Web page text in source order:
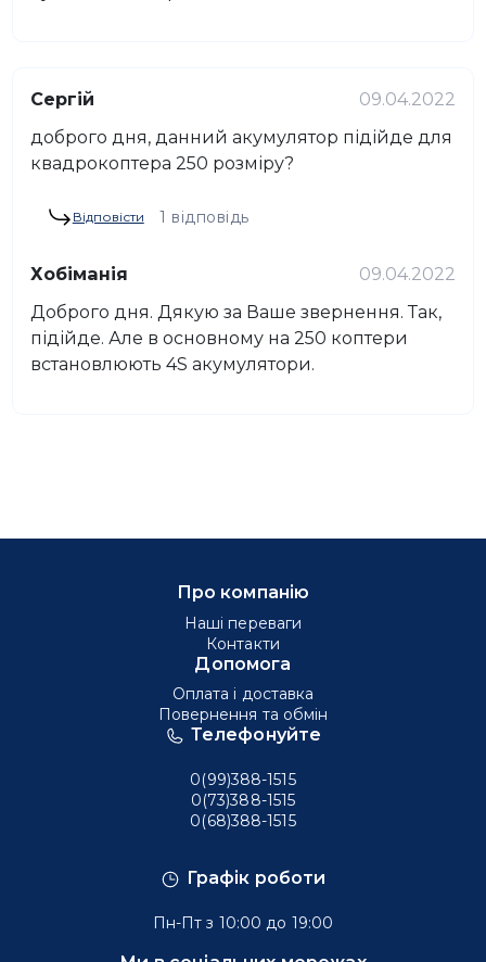
Сергій
09.04.2022
доброго дня, данний акумулятор підійде для
квадрокоптера 250 розміру?
Відповісти 1 відповідь
Хобіманія
09.04.2022
Доброго дня. Дякую за Ваше звернення. Так,
підійде. Але в основному на 250 коптери
встановлюють 4S акумулятори.
Графік роботи
Пн-Пт з 10:00 до 19:00
Телефонуйте
0(99)388-1515
0(73)388-1515
0(68)388-1515
Про компанію
Наші переваги
Контакти
Допомога
Оплата і доставка
Повернення та обмін